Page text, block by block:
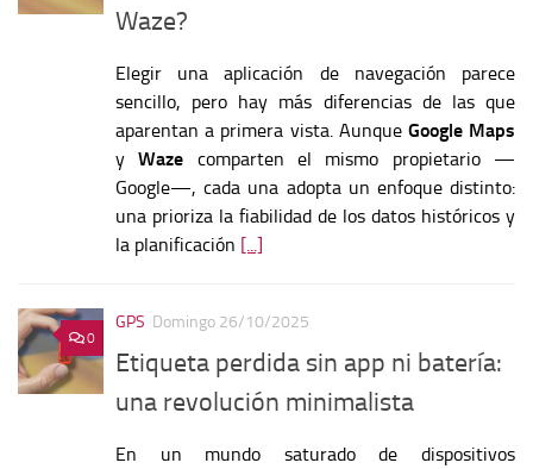
Waze?
Elegir una aplicación de navegación parece
sencillo, pero hay más diferencias de las que
aparentan a primera vista. Aunque Google Maps
yWaze comparten el mismo propietario —
Google—, cada una adopta un enfoque distinto:
una prioriza la fiabilidad de los datos históricos y
la planificación [...]
0
GPS Domingo 26/10/2025
Etiqueta perdida sin app ni batería:
una revolución minimalista
En un mundo saturado de dispositivos